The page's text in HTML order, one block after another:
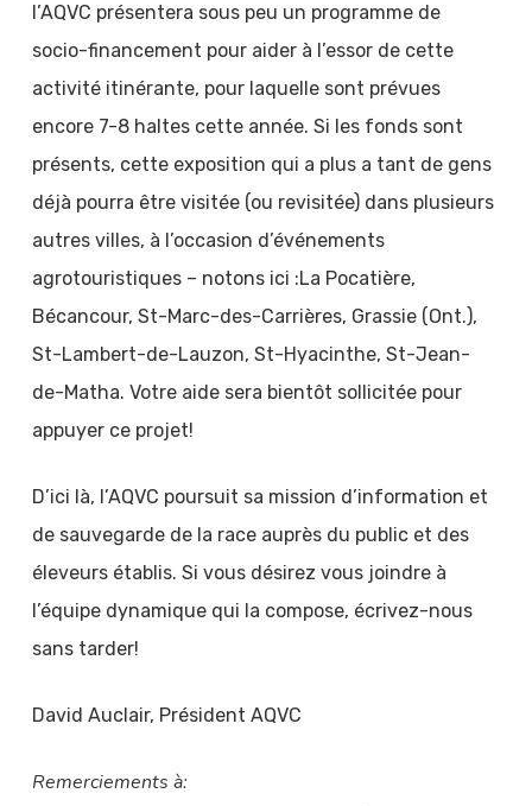
l’AQVC présentera sous peu un programme de
socio-financement pour aider à l’essor de cette
activité itinérante, pour laquelle sont prévues
encore 7-8 haltes cette année. Si les fonds sont
présents, cette exposition qui a plus a tant de gens
déjà pourra être visitée (ou revisitée) dans plusieurs
autres villes, à l’occasion d’événements
agrotouristiques – notons ici :La Pocatière,
Bécancour, St-Marc-des-Carrières, Grassie (Ont.),
St-Lambert-de-Lauzon, St-Hyacinthe, St-Jean-
de-Matha. Votre aide sera bientôt sollicitée pour
appuyer ce projet!
D’ici là, l’AQVC poursuit sa mission d’information et
de sauvegarde de la race auprès du public et des
éleveurs établis. Si vous désirez vous joindre à
l’équipe dynamique qui la compose, écrivez-nous
sans tarder!
David Auclair, Président AQVC
Remerciements à: